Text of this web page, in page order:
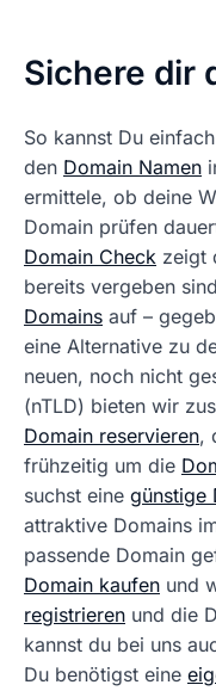
Sichere dir
So kannst Du
den Domain Namen
ermittele, ob deine
Domain prüfen
Domain Check zeigt
bereits vergeben
Domains auf –
eine Alternative zu
neuen, noch nicht
(nTLD) bieten wir
Domain reservieren,
frühzeitig um die
suchst eine günstige
attraktive Domains
passende Domain
Domain kaufen und
registrieren und die
kannst du bei uns
Du benötigst eine